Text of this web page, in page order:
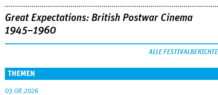
Great Expectations: British Postwar Cinema
1945–1960
ALLE FESTIVALBERICHTE
THEMEN
03.08.2026